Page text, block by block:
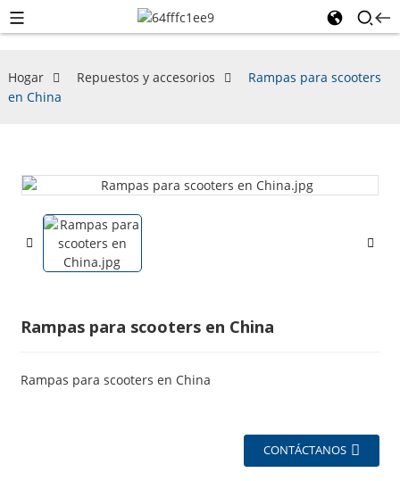
Hogar Repuestos y accesorios
Rampas para scooters
en China
Rampas para scooters en China
Rampas para scooters en China
CONTÁCTANOS